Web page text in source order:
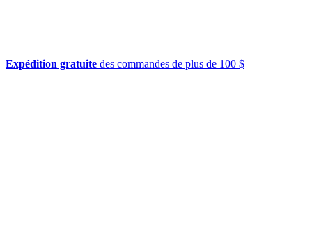
Expédition gratuite des commandes de plus de 100 $